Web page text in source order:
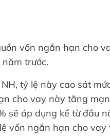
vốn ngắn hạn cho
trước.
tỷ lệ này cao sát
cho vay này tăng
sẽ áp dụng kể từ đầu
vốn ngắn hạn cho